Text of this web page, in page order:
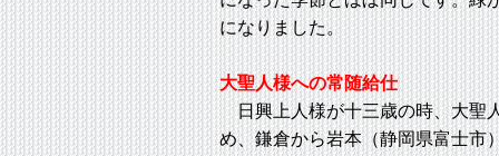
になりました。
大聖人様への常随給仕
日興上人様が十三歳の時、大聖
め、鎌倉から岩本（静岡県富士市